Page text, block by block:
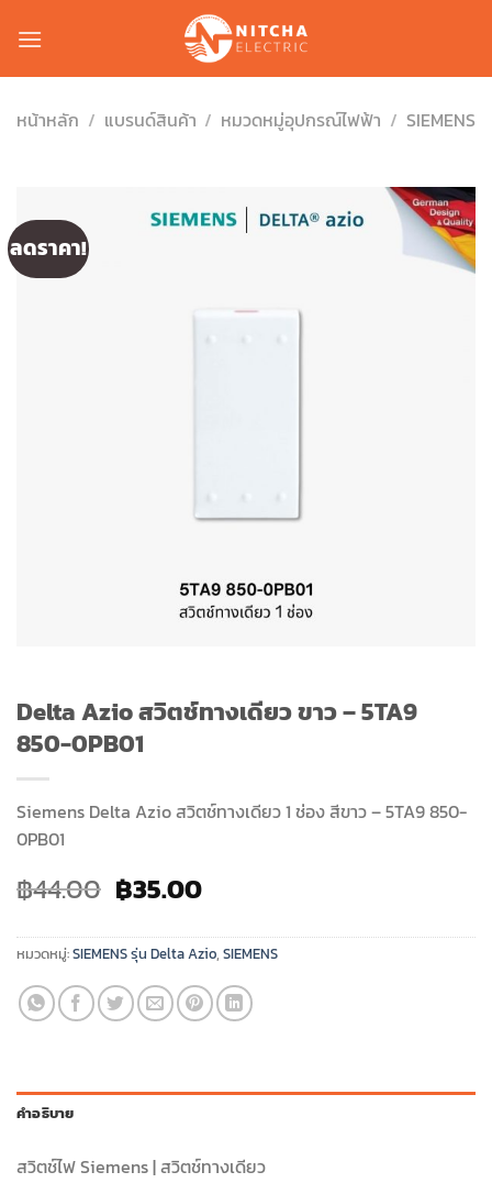
หน้าหลัก / แบรนด์สินค้า / หมวดหมู่อุปกรณ์ไฟฟ้า / SIEMENS
ลดราคา!
Delta Azio สวิตช์ทางเดียว ขาว – 5TA9
850-0PB01
Siemens Delta Azio สวิตช์ทางเดียว 1 ช่อง สีขาว – 5TA9 850-
0PB01
฿44.00 Original
price
was:
฿44.00.
฿35.00Current
is:
฿35.00.
หมวดหมู่:SIEMENS รุ่น Delta Azio, SIEMENS
คำอธิบาย
สวิตช์ไฟ Siemens | สวิตช์ทางเดียว